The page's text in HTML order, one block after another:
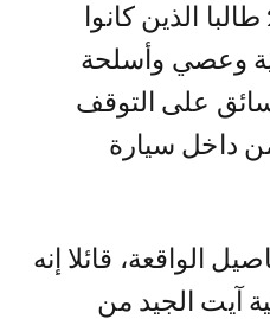
مجموعة مكونة من 25 طالبا الذين كانوا
وعصي وأسلحة
على التوقف
داخل سيارة
الواقعة، قائلا إنه
آيت الجيد من